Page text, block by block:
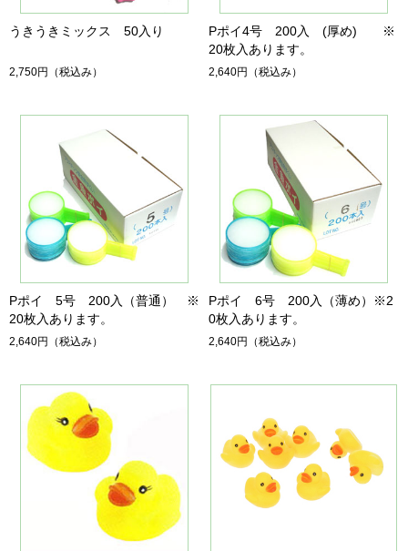
うきうきミックス 50入り
2,750円 （税込み）
Pポイ4号 200入 (厚め) ※
20枚入あります。
2,640円 （税込み）
Pポイ 5号 200入（普通） ※
20枚入あります。
2,640円 （税込み）
Pポイ 6号 200入（薄め）※2
0枚入あります。
2,640円 （税込み）